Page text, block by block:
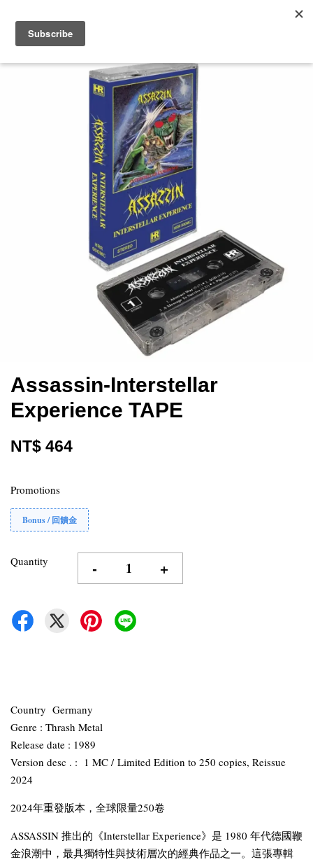
Assassin-Interstellar
Experience TAPE
NT$ 464
Promotions
Bonus / 回饋金
Quantity - +
Country Germany
Genre : Thrash Metal
Release date : 1989
Version desc . : 1 MC / Limited Edition to 250 copies, Reissue
2024
2024年重發版本，全球限量250卷
ASSASSIN 推出的《Interstellar Experience》是 1980 年代德國鞭
金浪潮中，最具獨特性與技術層次的經典作品之一。這張專輯